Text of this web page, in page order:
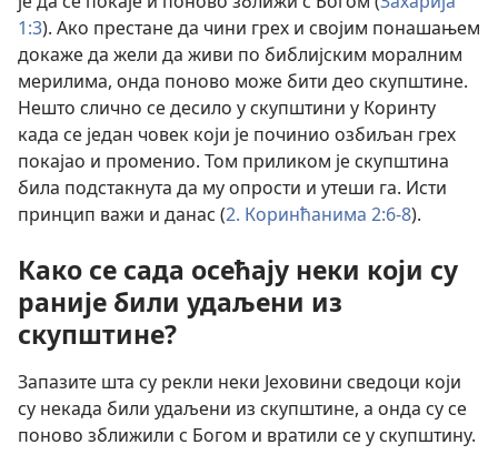
1:3). Ако престане да чини грех и својим понашањем
докаже да жели да живи по библијским моралним
мерилима, онда поново може бити део скупштине.
Нешто слично се десило у скупштини у Коринту
када се један човек који је починио озбиљан грех
покајао и променио. Том приликом је скупштина
била подстакнута да му опрости и утеши га. Исти
принцип важи и данас (2. Коринћанима 2:6-8).
Како се сада осећају неки који су
раније били удаљени из
скупштине?
Запазите шта су рекли неки Јеховини сведоци који
су некада били удаљени из скупштине, а онда су се
поново зближили с Богом и вратили се у скупштину.